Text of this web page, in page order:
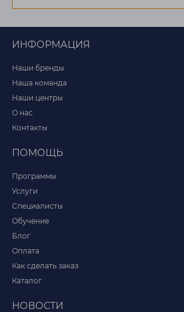
ИНФОРМАЦИЯ
Наши бренды
Наша команда
Наши центры
О нас
Контакты
ПОМОЩЬ
Программы
Услуги
Специалисты
Обучение
Блог
Оплата
Как сделать заказ
Каталог
НОВОСТИ